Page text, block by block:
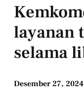
layanan
selama
Desember 27, 2024